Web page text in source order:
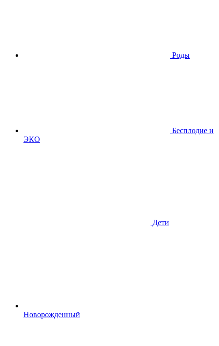
Роды
Бесплодие и
ЭКО
Дети
Новорожденный